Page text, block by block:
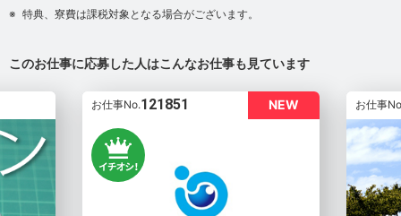
特典、寮費は課税対象となる場合がございます。
このお仕事に応募した人はこんなお仕事も見ています
NEW
お仕事No.121851 お仕事